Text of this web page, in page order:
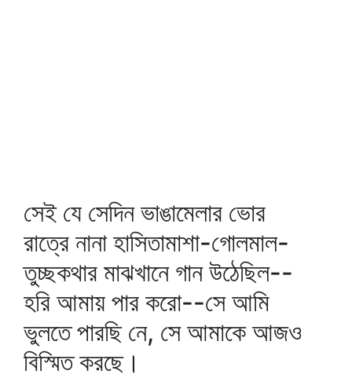
সেই যে সেদিন ভাঙামেলার ভোর
রাত্রে নানা হাসিতামাশা-গোলমাল-
তুচ্ছকথার মাঝখানে গান উঠেছিল--
হরি আমায় পার করো--সে আমি
ভুলতে পারছি নে, সে আমাকে আজও
বিস্মিত করছে।